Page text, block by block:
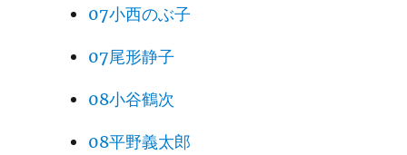
07小西のぶ子
07尾形静子
08小谷鶴次
08平野義太郎